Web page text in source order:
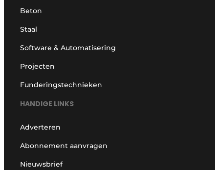
Beton
Staal
Software & Automatisering
Projecten
Funderingstechnieken
HANDIGE LINKS
Adverteren
Abonnement aanvragen
Nieuwsbrief